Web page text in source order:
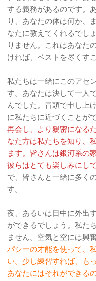
する義務があるのです。
り、あなたの体は何か、
なたに教えてくれるでし
りません。これはあなた
ければ、ベストを尽くす
私たちは一緒にこのアセ
す。あなたは決して一人
んでした。冒頭で申し上
に私たちに近づくことが
再会し、より親密になる
なた方は私たちを知り、
ます。皆さんは銀河系の
彼らはとても楽しみにし
で、皆さんと一緒に多く
す。
夜、あるいは日中に外出
ができるでしょう。私た
ません。空気と空には興
パシーの才能を使って、
い。少し練習すれば、も
あなたにはそれができるの